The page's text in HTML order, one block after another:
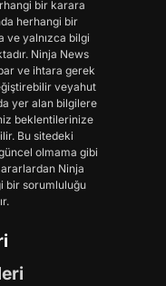
bir karara
herhangi bir
ve yalnızca bilgi
Ninja News
ve ihtara gerek
veyahut
yer alan bilgilere
beklentilerinize
Bu sitedeki
olmama gibi
Ninja
bir sorumluluğu